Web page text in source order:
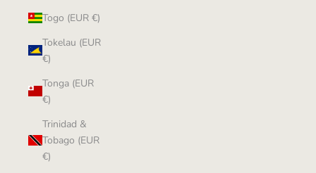
Togo (EUR €)
Tokelau (EUR
€)
Tonga (EUR
€)
Trinidad &
Tobago (EUR
€)